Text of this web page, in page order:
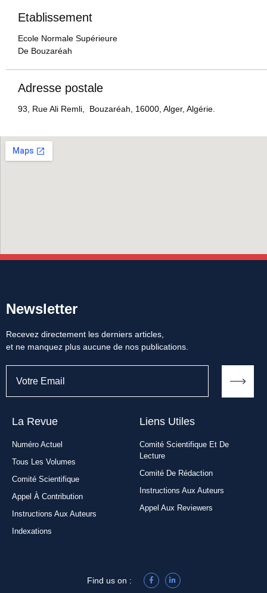
Etablissement
Ecole Normale Supérieure
De Bouzaréah
Adresse postale
93, Rue Ali Remli, Bouzaréah, 16000, Alger, Algérie.
Newsletter
Recevez directement les derniers articles,
et ne manquez plus aucune de nos publications.
La Revue
Numéro Actuel
Tous Les Volumes
Comité Scientifique
Appel À Contribution
Instructions Aux Auteurs
Indexations
Liens Utiles​
Comité Scientifique Et De
Lecture
Comité De Rédaction
Instructions Aux Auteurs
Appel Aux Reviewers
Find us on :